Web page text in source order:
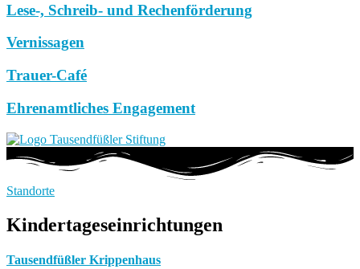
Lese-, Schreib- und Rechenförderung
Vernissagen
Trauer-Café
Ehrenamtliches Engagement
Standorte
Kindertageseinrichtungen
Tausendfüßler Krippenhaus